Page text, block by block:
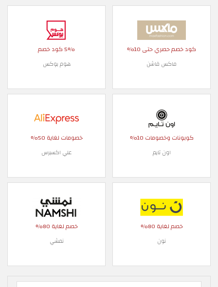
كود خصم حصري حتى 10%
ماكس فاشن
5% كود خصم
هوم بوكس
كوبونات وخصومات 10%
اون تايم
خصومات لغاية 50%
علي اكسبرس
خصم لغاية 80%
نون
خصم لغاية 80%
نمشي